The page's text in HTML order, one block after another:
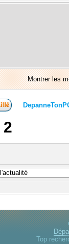
Montrer les
2
Top